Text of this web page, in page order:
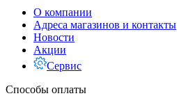
О компании
Адреса магазинов и контакты
Новости
Акции
Сервис
Способы оплаты